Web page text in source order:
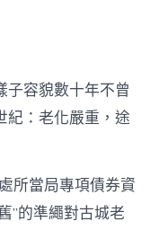
子容貌數十年不曾
紀：老化嚴重，途
所當局專項債券資
”的準繩對古城老